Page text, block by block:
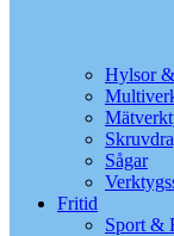
Hylsor
Sågar
Fritid
Sport &